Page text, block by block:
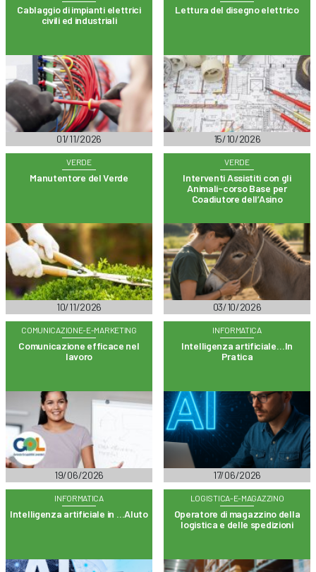
Cablaggio di impianti elettrici
civili ed industriali
01/11/2026
Lettura del disegno elettrico
15/10/2026
VERDE
Manutentore del Verde
10/11/2026
VERDE
Interventi Assistiti con gli
Animali-corso Base per
Coadiutore dell’Asino
03/10/2026
COMUNICAZIONE-E-MARKETING
Comunicazione efficace nel
lavoro
19/06/2026
INFORMATICA
Intelligenza artificiale…In
Pratica
17/06/2026
INFORMATICA
Intelligenza artificiale in …AIuto
LOGISTICA-E-MAGAZZINO
Operatore di magazzino della
logistica e delle spedizioni